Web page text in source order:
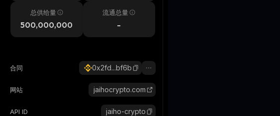
总供给量
500,000,000
流通总量
-
合同 0x2fd...bf6b
网站 jaihocrypto.com
API ID jaiho-crypto